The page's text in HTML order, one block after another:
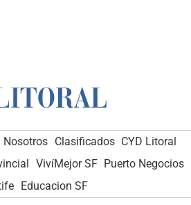
Nosotros Clasificados CYD Litoral
VivíMejor SF Puerto Negocios
Educacion SF